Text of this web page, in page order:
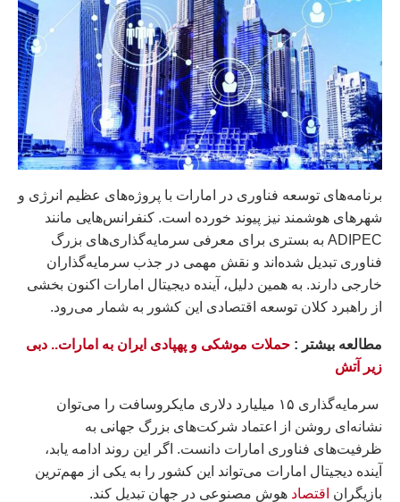
برنامه‌های توسعه فناوری در امارات با پروژه‌های عظیم انرژی و
شهرهای هوشمند نیز پیوند خورده است. کنفرانس‌هایی مانند
ADIPEC به بستری برای معرفی سرمایه‌گذاری‌های بزرگ
فناوری تبدیل شده‌اند و نقش مهمی در جذب سرمایه‌گذاران
خارجی دارند. به همین دلیل، آینده دیجیتال امارات اکنون بخشی
از راهبرد کلان توسعه اقتصادی این کشور به شمار می‌رود.
مطالعه بيشتر : حملات موشکی و پهپادی ایران به امارات.. دبی
زیر آتش
سرمایه‌گذاری ۱۵ میلیارد دلاری مایکروسافت را می‌توان
نشانه‌ای روشن از اعتماد شرکت‌های بزرگ جهانی به
ظرفیت‌های فناوری امارات دانست. اگر این روند ادامه یابد،
آینده دیجیتال امارات می‌تواند این کشور را به یکی از مهم‌ترین
بازیگران اقتصاد هوش مصنوعی در جهان تبدیل کند.